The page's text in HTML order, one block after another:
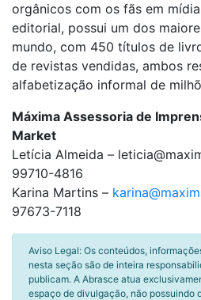
orgânicos com os fãs em
editorial, possui um dos
mundo, com 450 títulos de
de revistas vendidas, ambos
alfabetização informal de
Máxima Assessoria de
Market
Letícia Almeida –
99710-4816
Karina Martins –
97673-7118
Aviso Legal: Os conteúdos,
nesta seção são de inteira
publicam. A Abrasce atua
espaço de divulgação, não possuindo